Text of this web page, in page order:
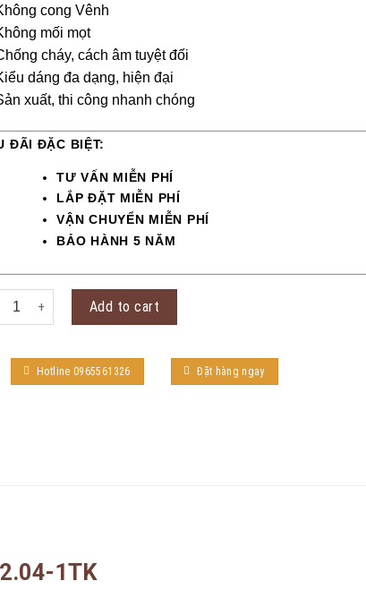
cong Vênh
mối mọt
cháy, cách âm tuyệt đối
dáng đa dạng, hiện đại
xuất, thi công nhanh chóng
ĐÃI ĐẶC BIỆT:
TƯ VẤN MIỄN PHÍ
LẮP ĐẶT MIỄN PHÍ
VẬN CHUYỂN MIỄN PHÍ
BẢO HÀNH 5 NĂM
thép vân gỗ KG-22.04-1TK quantity
Add to cart
Hotline 0965561326 Đặt hàng ngay
1TK